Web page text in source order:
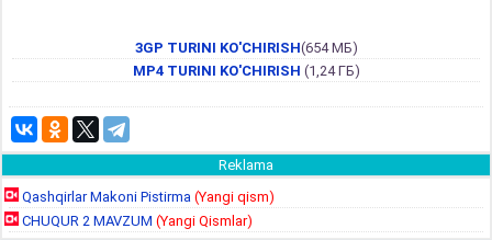
3GP TURINI KO'CHIRISH(654 МБ)
MP4 TURINI KO'CHIRISH (1,24 ГБ)
Reklama
Qashqirlar Makoni Pistirma (Yangi qism)
CHUQUR 2 MAVZUM (Yangi Qismlar)